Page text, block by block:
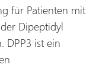
für Patienten mit
Dipeptidyl
DPP3 ist ein